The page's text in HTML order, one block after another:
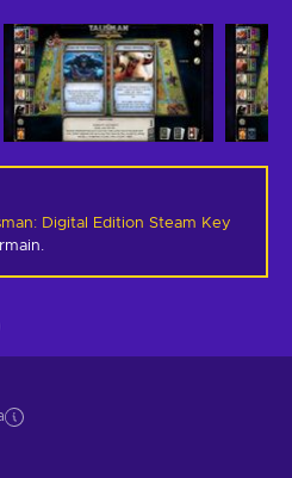
Digital Edition Steam Key